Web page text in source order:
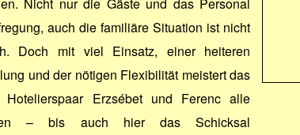
auch die familiäre Situation ist nicht
Doch mit viel Einsatz, einer heiteren
und der nötigen Flexibilität meistert das
Hotelierspaar Erzsébet und Ferenc alle
– bis auch hier das Schicksal